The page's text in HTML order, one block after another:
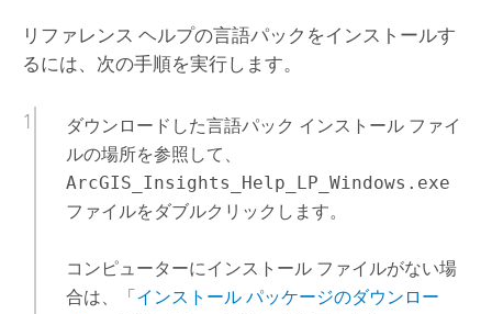
リファレンス ヘルプの言語パックをインストールす
るには、次の手順を実行します。
ダウンロードした言語パック インストール ファイ
ルの場所を参照して、
ArcGIS_Insights_Help_LP_Windows.exe
ファイルをダブルクリックします。
コンピューターにインストール ファイルがない場
合は、「インストール パッケージのダウンロー